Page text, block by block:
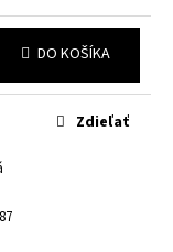
DO KOŠÍKA
Zdieľať